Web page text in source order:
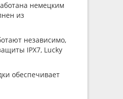
немецким
из
независимо,
IPX7, Lucky
обеспечивает